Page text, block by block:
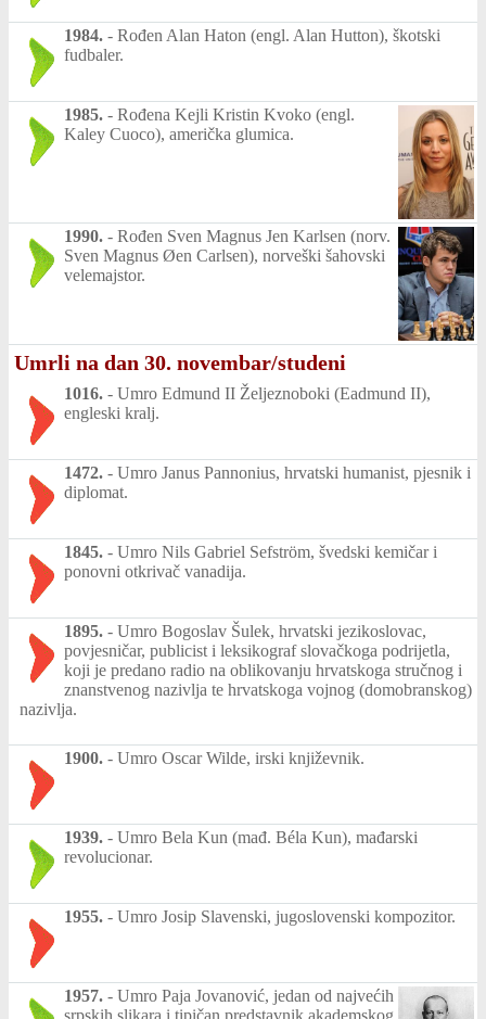
1984. - Rođen Alan Haton (engl. Alan Hutton), škotski
fudbaler.
1985. - Rođena Kejli Kristin Kvoko (engl.
Kaley Cuoco), američka glumica.
1990. - Rođen Sven Magnus Jen Karlsen (norv.
Sven Magnus Øen Carlsen), norveški šahovski
velemajstor.
Umrli na dan 30. novembar/studeni
1016. - Umro Edmund II Željeznoboki (Eadmund II),
engleski kralj.
1472. - Umro Janus Pannonius, hrvatski humanist, pjesnik i
diplomat.
1845. - Umro Nils Gabriel Sefström, švedski kemičar i
ponovni otkrivač vanadija.
1895. - Umro Bogoslav Šulek, hrvatski jezikoslovac,
povjesničar, publicist i leksikograf slovačkoga podrijetla,
koji je predano radio na oblikovanju hrvatskoga stručnog i
znanstvenog nazivlja te hrvatskoga vojnog (domobranskog)
nazivlja.
1900. - Umro Oscar Wilde, irski književnik.
1939. - Umro Bela Kun (mađ. Béla Kun), mađarski
revolucionar.
1955. - Umro Josip Slavenski, jugoslovenski kompozitor.
1957. - Umro Paja Jovanović, jedan od najvećih